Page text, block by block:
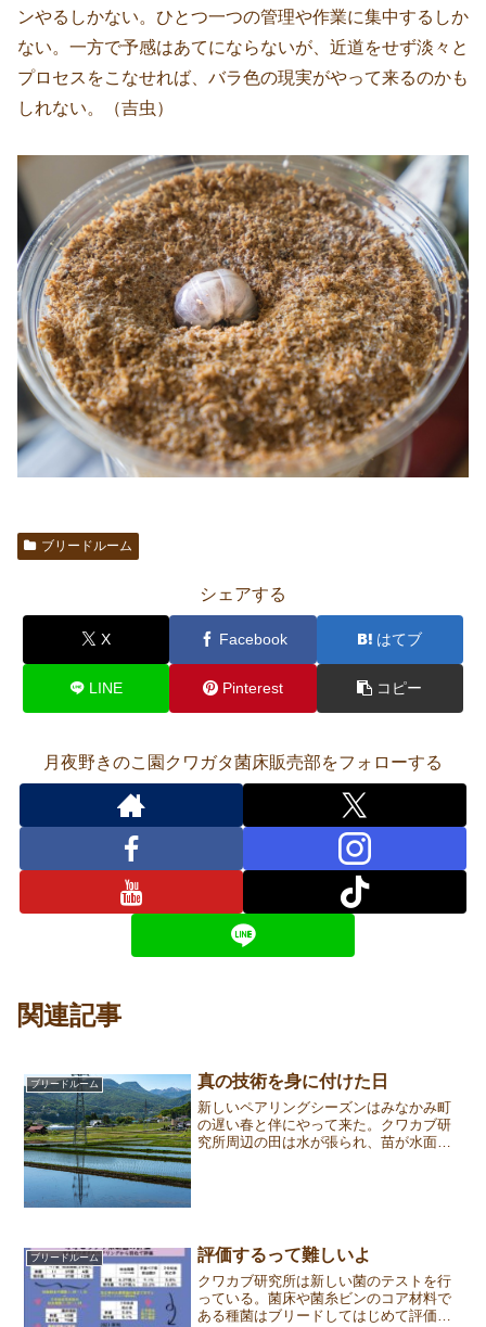
ンやるしかない。ひとつ一つの管理や作業に集中するしか
ない。一方で予感はあてにならないが、近道をせず淡々と
プロセスをこなせれば、バラ色の現実がやって来るのかも
しれない。（吉虫）
ブリードルーム
シェアする
X Facebook はてブ
LINE Pinterest コピー
月夜野きのこ園クワガタ菌床販売部をフォローする
関連記事
ブリードルーム 真の技術を身に付けた日
新しいペアリングシーズンはみなかみ町
の遅い春と伴にやって来た。クワカブ研
究所周辺の田は水が張られ、苗が水面を
ブリードルーム 評価するって難しいよ
クワカブ研究所は新しい菌のテストを行
っている。菌床や菌糸ビンのコア材料で
ある種菌はブリードしてはじめて評価で